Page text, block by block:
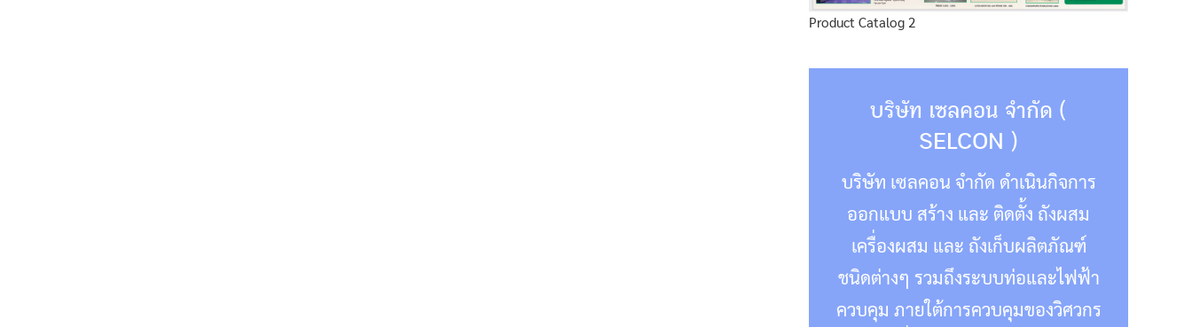
Product Catalog 2
บริษัท เซลคอน จำกัด (
SELCON )
บริษัท เซลคอน จำกัด ดำเนินกิจการ
ออกแบบ สร้าง และ ติดตั้ง ถังผสม
เครื่องผสม และ ถังเก็บผลิตภัณฑ์
ชนิดต่างๆ รวมถึงระบบท่อและไฟฟ้า
ควบคุม ภายใต้การควบคุมของวิศวกร